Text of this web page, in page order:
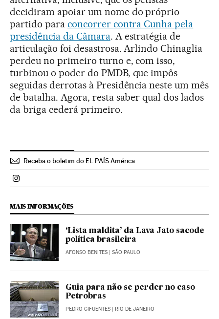
decidiram apoiar um nome do próprio
partido para concorrer contra Cunha pela
presidência da Câmara. A estratégia de
articulação foi desastrosa. Arlindo Chinaglia
perdeu no primeiro turno e, com isso,
turbinou o poder do PMDB, que impôs
seguidas derrotas à Presidência neste um mês
de batalha. Agora, resta saber qual dos lados
da briga cederá primeiro.
Receba o boletim do EL PAÍS América
Politica El País Brasil en Instagram
MAIS INFORMAÇÕES
‘Lista maldita’ da Lava Jato sacode
política brasileira
AFONSO BENITES | SÃO PAULO
Guia para não se perder no caso
Petrobras
PEDRO CIFUENTES | RIO DE JANEIRO